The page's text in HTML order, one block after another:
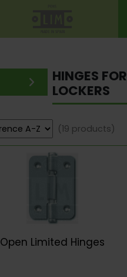
HINGES FOR
LOCKERS
(19 products)
Open Limited Hinges